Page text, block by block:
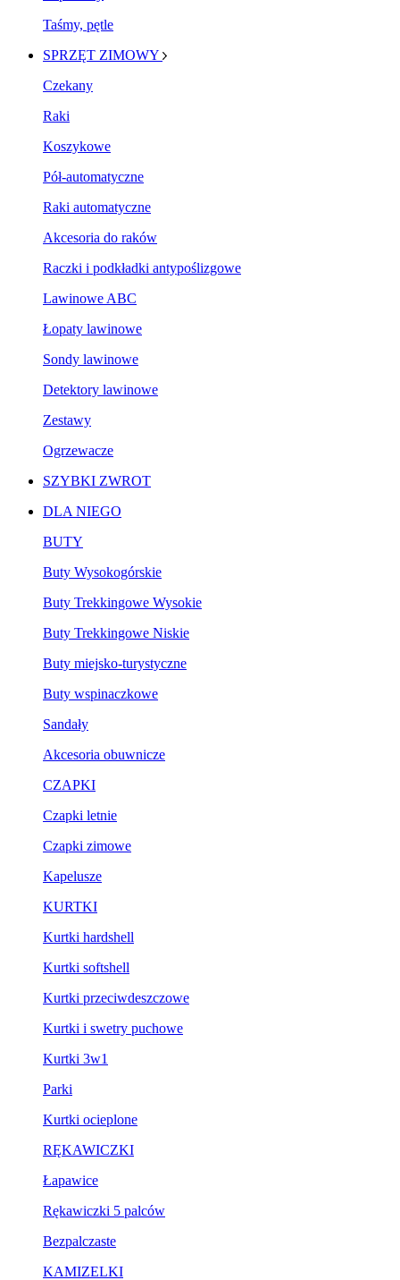
Taśmy, pętle
SPRZĘT ZIMOWY
Czekany
Raki
Koszykowe
Pół-automatyczne
Raki automatyczne
Akcesoria do raków
Raczki i podkładki antypoślizgowe
Lawinowe ABC
Łopaty lawinowe
Sondy lawinowe
Detektory lawinowe
Zestawy
Ogrzewacze
SZYBKI ZWROT
DLA NIEGO
BUTY
Buty Wysokogórskie
Buty Trekkingowe Wysokie
Buty Trekkingowe Niskie
Buty miejsko-turystyczne
Buty wspinaczkowe
Sandały
Akcesoria obuwnicze
CZAPKI
Czapki letnie
Czapki zimowe
Kapelusze
KURTKI
Kurtki hardshell
Kurtki softshell
Kurtki przeciwdeszczowe
Kurtki i swetry puchowe
Kurtki 3w1
Parki
Kurtki ocieplone
RĘKAWICZKI
Łapawice
Rękawiczki 5 palców
Bezpalczaste
KAMIZELKI